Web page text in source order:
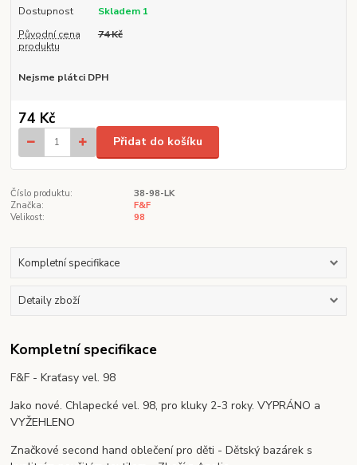
Dostupnost
Skladem 1
Původní cena
produktu
74 Kč
Nejsme plátci DPH
74 Kč
Přidat do košíku
Číslo produktu:
38-98-LK
Značka:
F&F
Velikost:
98
Kompletní specifikace
Detaily zboží
Kompletní specifikace
F&F - Kraťasy vel. 98
Jako nové. Chlapecké vel. 98, pro kluky 2-3 roky. VYPRÁNO a
VYŽEHLENO
Značkové second hand oblečení pro děti - Dětský bazárek s